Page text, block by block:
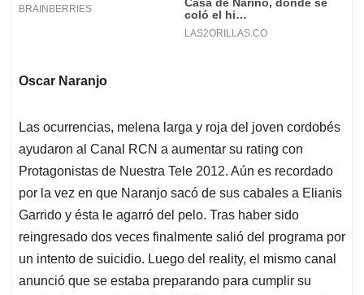
Oscar Naranjo
Las ocurrencias, melena larga y roja del joven cordobés
ayudaron al Canal RCN a aumentar su rating con
Protagonistas de Nuestra Tele 2012. Aún es recordado
por la vez en que Naranjo sacó de sus cabales a Elianis
Garrido y ésta le agarró del pelo. Tras haber sido
reingresado dos veces finalmente salió del programa por
un intento de suicidio. Luego del reality, el mismo canal
anunció que se estaba preparando para cumplir su